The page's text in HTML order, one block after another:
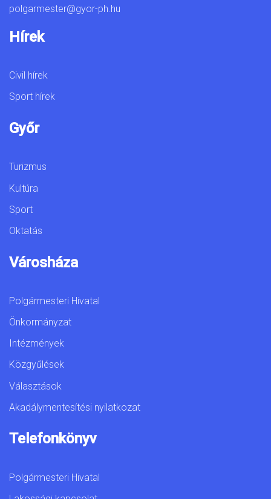
polgarmester@gyor-ph.hu
Hírek
Civil hírek
Sport hírek
Győr
Turizmus
Kultúra
Sport
Oktatás
Városháza
Polgármesteri Hivatal
Önkormányzat
Intézmények
Közgyűlések
Választások
Akadálymentesítési nyilatkozat
Telefonkönyv
Polgármesteri Hivatal